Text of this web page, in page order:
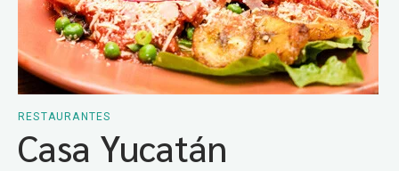
RESTAURANTES
Casa Yucatán